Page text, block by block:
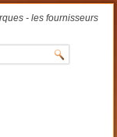
- les fournisseurs